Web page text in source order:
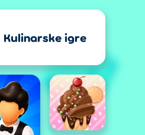
Kulinarske igre